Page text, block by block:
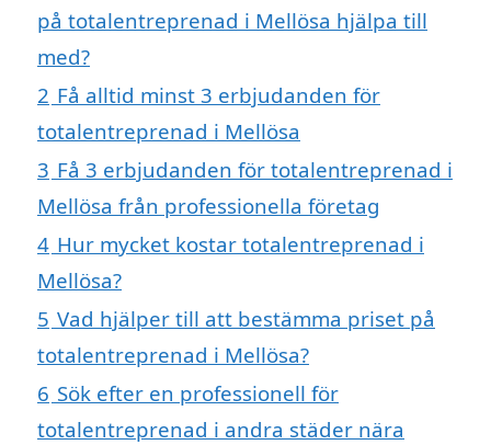
på totalentreprenad i Mellösa hjälpa till
med?
2 Få alltid minst 3 erbjudanden för
totalentreprenad i Mellösa
3 Få 3 erbjudanden för totalentreprenad i
Mellösa från professionella företag
4 Hur mycket kostar totalentreprenad i
Mellösa?
5 Vad hjälper till att bestämma priset på
totalentreprenad i Mellösa?
6 Sök efter en professionell för
totalentreprenad i andra städer nära